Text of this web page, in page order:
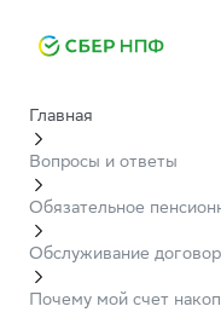
Главная
Вопросы и ответы
Обязательное
Обслуживание
Почему мой счет